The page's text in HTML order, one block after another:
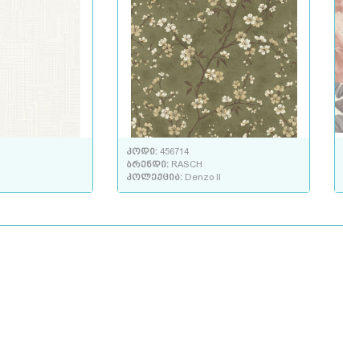
კოდი: 456714
ბრენდი: RASCH
კოლექცია: Denzo II